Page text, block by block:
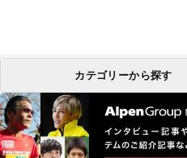
カテゴリーから探す